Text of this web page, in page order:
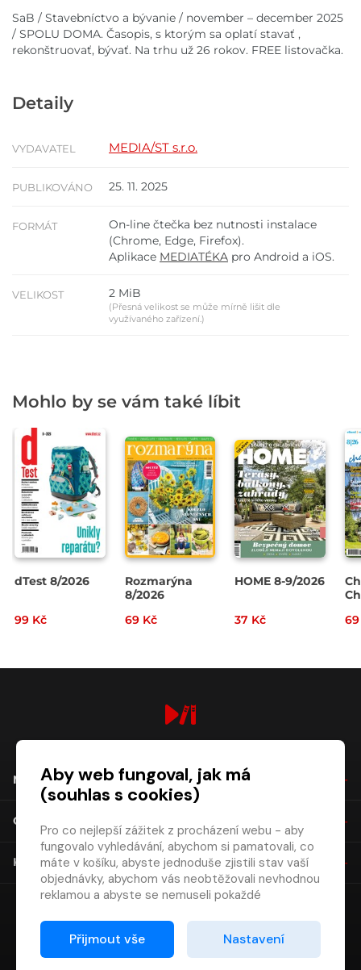
SaB / Stavebníctvo a bývanie / november – december 2025
/ SPOLU DOMA. Časopis, s ktorým sa oplatí stavať ,
rekonštruovať, bývať. Na trhu už 26 rokov. FREE listovačka.
Detaily
VYDAVATEL MEDIA/ST s.r.o.
PUBLIKOVÁNO 25. 11. 2025
FORMÁT
On-line čtečka bez nutnosti instalace
(Chrome, Edge, Firefox).
Aplikace MEDIATÉKA pro Android a iOS.
VELIKOST 2 MiB
(Přesná velikost se může mírně lišit dle
využívaného zařízení.)
Mohlo by se vám také líbit
dTest 8/2026
99 Kč
Rozmarýna
8/2026
69 Kč
HOME 8-9/2026
37 Kč
NÁKUP
O SPOLEČNOSTI
KONTAKT
Aby web fungoval, jak má
(souhlas s cookies)
Pro co nejlepší zážitek z procházení webu - aby
fungovalo vyhledávání, abychom si pamatovali, co
máte v košíku, abyste jednoduše zjistili stav vaší
objednávky, abychom vás neobtěžovali nevhodnou
reklamou a abyste se nemuseli pokaždé
Proto od vás potřebujeme souhlas se
zpracováním souborů cookies
Přijmout vše Nastavení